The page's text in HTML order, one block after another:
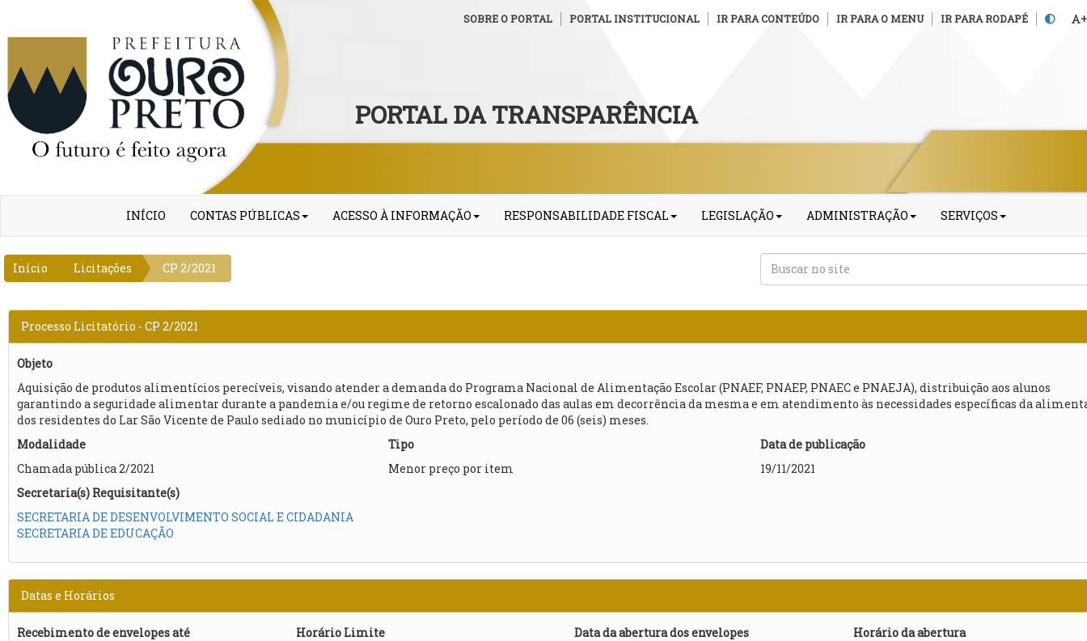
SOBRE O PORTAL PORTAL INSTITUCIONAL IR PARA CONTEÚDO IR PARA O MENU IR PARA RODAPÉ +
PORTAL DA TRANSPARÊNCIA
INÍCIO CONTAS PÚBLICAS ACESSO À INFORMAÇÃO RESPONSABILIDADE FISCAL LEGISLAÇÃO ADMINISTRAÇÃO SERVIÇOS
Início Licitações CP 2/2021
Processo Licitatório - CP 2/2021
Objeto
Aquisição de produtos alimentícios perecíveis, visando atender a demanda do Programa Nacional de Alimentação Escolar (PNAEF, PNAEP, PNAEC e PNAEJA), distribuição aos alunos
garantindo a seguridade alimentar durante a pandemia e/ou regime de retorno escalonado das aulas em decorrência da mesma e em atendimento às necessidades específicas da
dos residentes do Lar São Vicente de Paulo sediado no município de Ouro Preto, pelo período de 06 (seis) meses.
Modalidade
Chamada pública 2/2021
Tipo
Menor preço por item
Data de publicação
19/11/2021
Secretaria(s) Requisitante(s)
SECRETARIA DE DESENVOLVIMENTO SOCIAL E CIDADANIA
SECRETARIA DE EDUCAÇÃO
Datas e Horários
Recebimento de envelopes até
Horário Limite
Data da abertura dos envelopes
Horário da abertura